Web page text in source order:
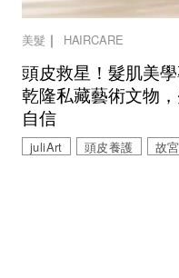
美髮 ｜ HAIRCARE
頭皮救星！髮肌美
乾隆私藏藝術文物
自信
juliArt 頭皮養護 故